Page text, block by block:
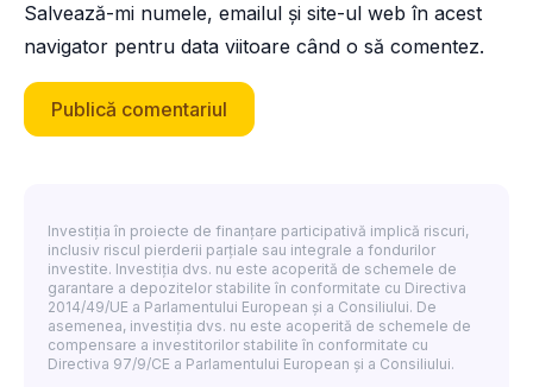
Salvează-mi numele, emailul și site-ul web în acest
navigator pentru data viitoare când o să comentez.
Investiția în proiecte de finanțare participativă implică riscuri,
inclusiv riscul pierderii parțiale sau integrale a fondurilor
investite. Investiția dvs. nu este acoperită de schemele de
garantare a depozitelor stabilite în conformitate cu Directiva
2014/49/UE a Parlamentului European și a Consiliului. De
asemenea, investiția dvs. nu este acoperită de schemele de
compensare a investitorilor stabilite în conformitate cu
Directiva 97/9/CE a Parlamentului European și a Consiliului.